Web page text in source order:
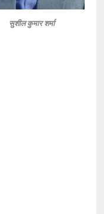
सुशील कुमार शर्मा